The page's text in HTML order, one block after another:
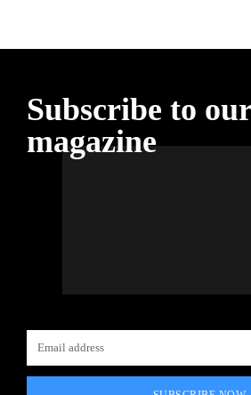
Subscribe to our
magazine